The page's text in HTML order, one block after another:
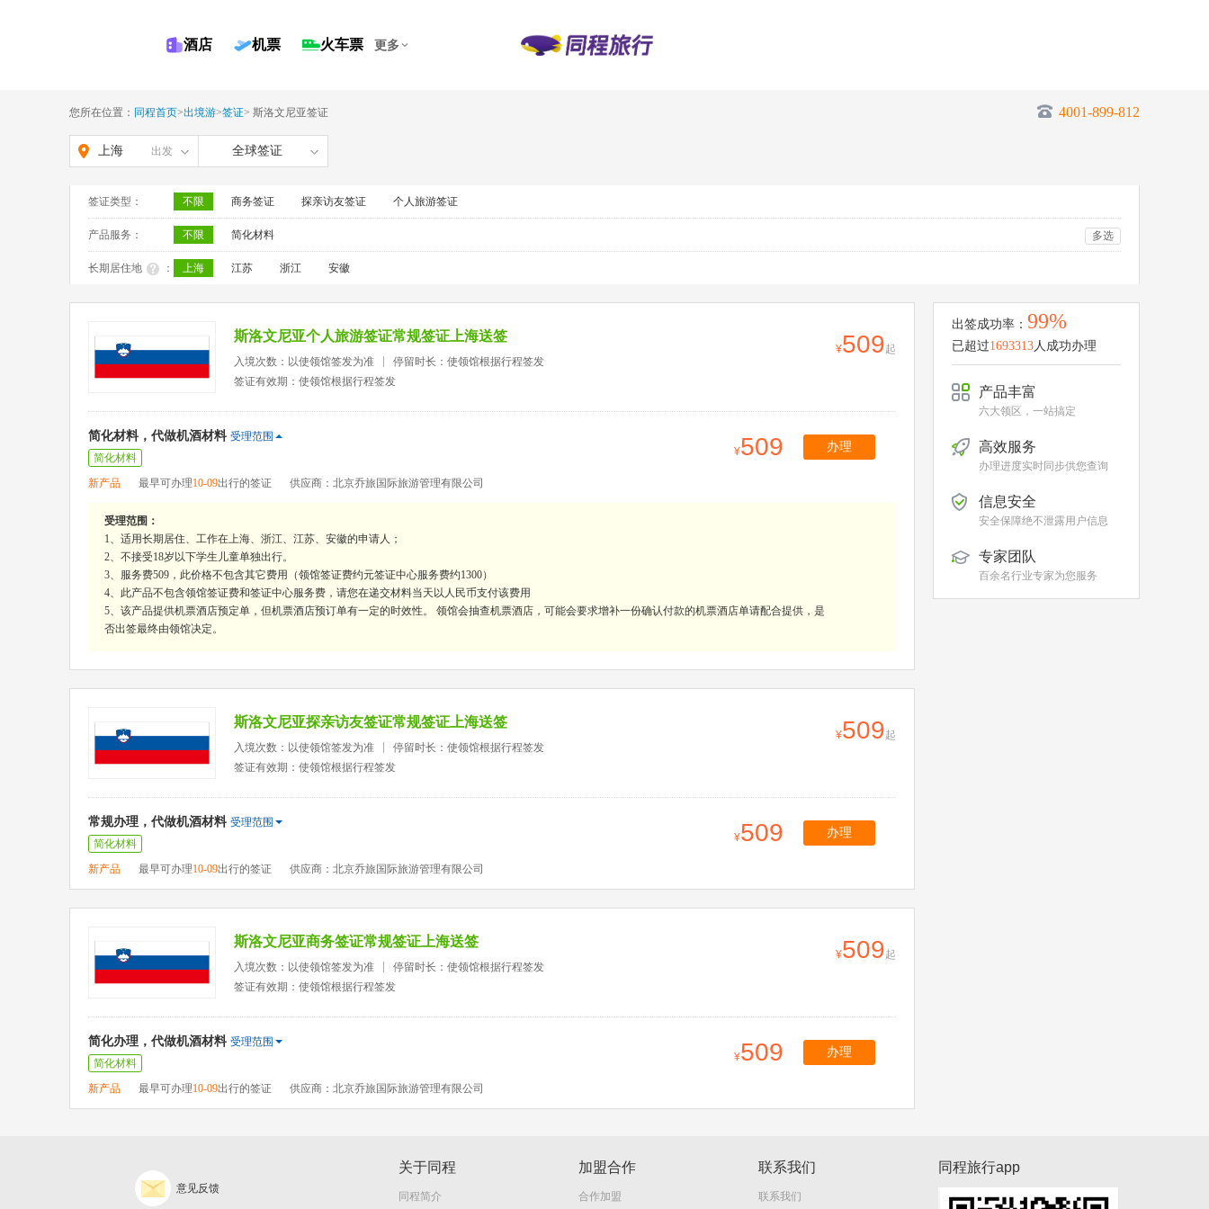
酒店 机票 火车票 更多
您所在位置： 同程首页>出境游>签证> 斯洛文尼亚签证 4001-899-812
上海 出发 全球签证
签证类型： 不限 商务签证 探亲访友签证 个人旅游签证
产品服务： 不限 简化材料 多选
长期居住地 ： 上海 江苏 浙江 安徽
斯洛文尼亚个人旅游签证常规签证上海送签
入境次数：以使领馆签发为准
停留时长：使领馆根据行程签发
签证有效期：使领馆根据行程签发
509起
简化材料，代做机酒材料 受理范围
简化材料
新产品
最早可办理10-09出行的签证 供应商：北京乔旅国际旅游管理有限公司
509 办理
受理范围：
1、适用长期居住、工作在上海、浙江、江苏、安徽的申请人；
2、不接受18岁以下学生儿童单独出行。
3、服务费509，此价格不包含其它费用（领馆签证费约元签证中心服务费约1300）
4、此产品不包含领馆签证费和签证中心服务费，请您在递交材料当天以人民币支付该费用
5、该产品提供机票酒店预定单，但机票酒店预订单有一定的时效性。 领馆会抽查机票酒店，可能会要求增补一份确认付款的机票酒店单请配合提供，是
否出签最终由领馆决定。
斯洛文尼亚探亲访友签证常规签证上海送签
入境次数：以使领馆签发为准
停留时长：使领馆根据行程签发
签证有效期：使领馆根据行程签发
509起
常规办理，代做机酒材料 受理范围
简化材料
新产品
最早可办理10-09出行的签证 供应商：北京乔旅国际旅游管理有限公司
509 办理
斯洛文尼亚商务签证常规签证上海送签
入境次数：以使领馆签发为准
停留时长：使领馆根据行程签发
签证有效期：使领馆根据行程签发
509起
简化办理，代做机酒材料 受理范围
简化材料
新产品
最早可办理10-09出行的签证 供应商：北京乔旅国际旅游管理有限公司
509 办理
出签成功率： 99%
已超过1693313人成功办理
产品丰富
六大领区，一站搞定
高效服务
办理进度实时同步供您查询
信息安全
安全保障绝不泄露用户信息
专家团队
百余名行业专家为您服务
意见反馈
关于同程
同程简介
加盟合作
合作加盟
联系我们
联系我们
同程旅行app